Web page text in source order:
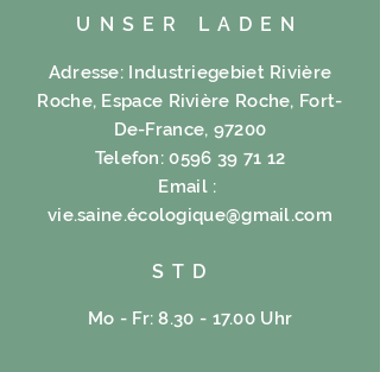
UNSER LADEN
Adresse: Industriegebiet Rivière
Roche, Espace Rivière Roche, Fort-
De-France, 97200
Telefon:0596 39 71 12
Email :
vie.saine.écologique@gmail.com
STD
Mo - Fr: 8.30 - 17.00 Uhr